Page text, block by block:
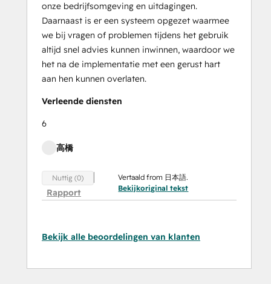
onze bedrijfsomgeving en uitdagingen.
Daarnaast is er een systeem opgezet waarmee
we bij vragen of problemen tijdens het gebruik
altijd snel advies kunnen inwinnen, waardoor we
het na de implementatie met een gerust hart
aan hen kunnen overlaten.
Verleende diensten
6
高橋
Nuttig (0)
Rapport
Vertaald from 日本語.
Bekijkoriginal tekst
Bekijk alle beoordelingen van klanten